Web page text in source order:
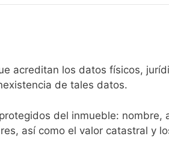
acreditan los datos físicos,
de tales datos.
del inmueble: nombre,
así como el valor catastral y